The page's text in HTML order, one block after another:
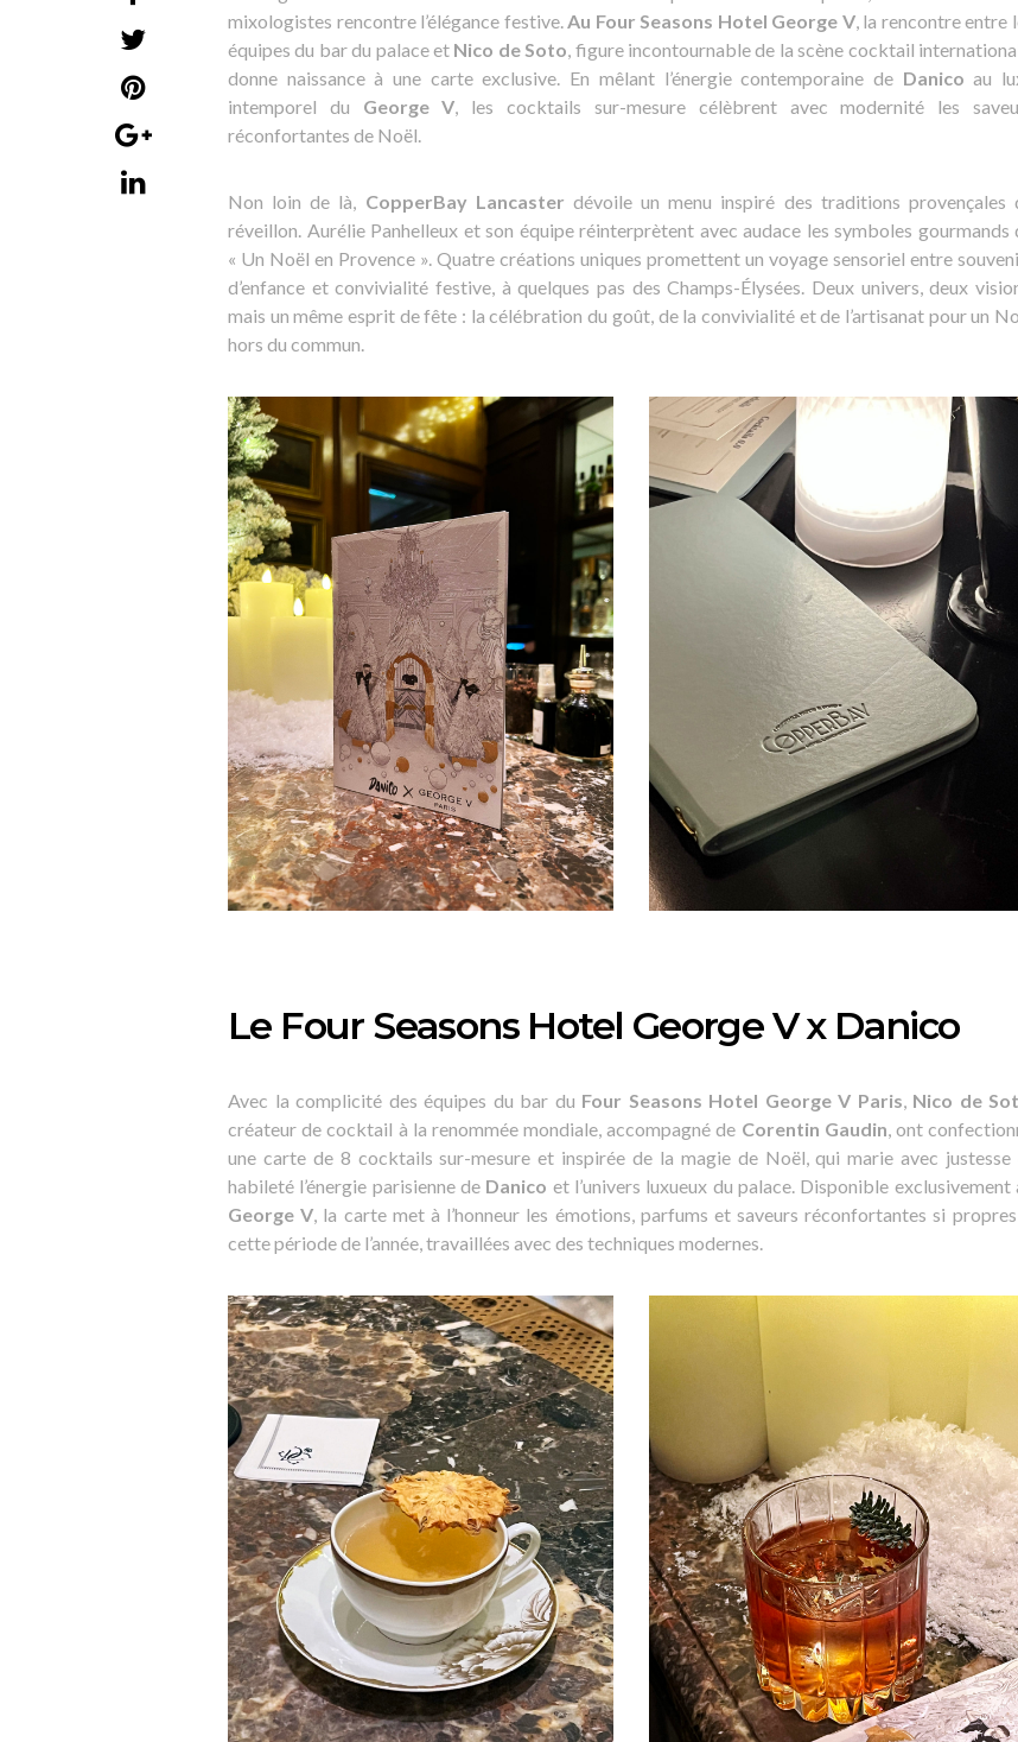
mixologistes rencontre l’élégance festive.Au Four Seasons Hotel George V, la rencontre entre
équipes du bar du palace et Nico de Soto, figure incontournable de la scène cocktail
donne naissance à une carte exclusive. En mêlant l’énergie contemporaine de Danico au
intemporel du George V, les cocktails sur-mesure célèbrent avec modernité les
réconfortantes de Noël.
Non loin de là, CopperBay Lancaster dévoile un menu inspiré des traditions provençales
réveillon. Aurélie Panhelleux et son équipe réinterprètent avec audace les symboles gourmands
« Un Noël en Provence ». Quatre créations uniques promettent un voyage sensoriel entre
d’enfance et convivialité festive, à quelques pas des Champs-Élysées. Deux univers, deux
mais un même esprit de fête : la célébration du goût, de la convivialité et de l’artisanat pour un
hors du commun.
Le Four Seasons Hotel George V x Danico
Avec la complicité des équipes du bar du Four Seasons Hotel George V Paris, Nico de
créateur de cocktail à la renommée mondiale, accompagné de Corentin Gaudin, ont
une carte de 8 cocktails sur-mesure et inspirée de la magie de Noël, qui marie avec justesse
habileté l’énergie parisienne de Danico et l’univers luxueux du palace. Disponible exclusivement
George V, la carte met à l’honneur les émotions, parfums et saveurs réconfortantes si
cette période de l’année, travaillées avec des techniques modernes.